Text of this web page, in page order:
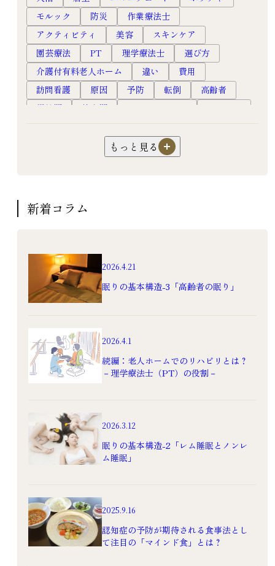
モルック
防災
作業療法士
アクティビティ
美容
スキンケア
園芸療法
PT 理学療法士
選び方
介護付有料老人ホーム
違い
費用
訪問看護
原因 予防 転倒
高齢者
慢性期
終末期
超高齢社会 健康長寿
機能訓練
老人ホーム
もっと見る
新着コラム
2026.4.21
眠りの基本構造-3「高齢者の眠り」
2026.4.1
続編：老人ホームでのリハビリとは？
－理学療法士（PT）の役割－
2026.3.12
眠りの基本構造-2「レム睡眠とノンレ
ム睡眠」
2025.9.16
認知症の予防が期待される食事法とし
て注目の「マインド食」とは？